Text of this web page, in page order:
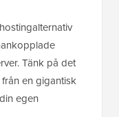
Tänk på det
en gigantisk
egen